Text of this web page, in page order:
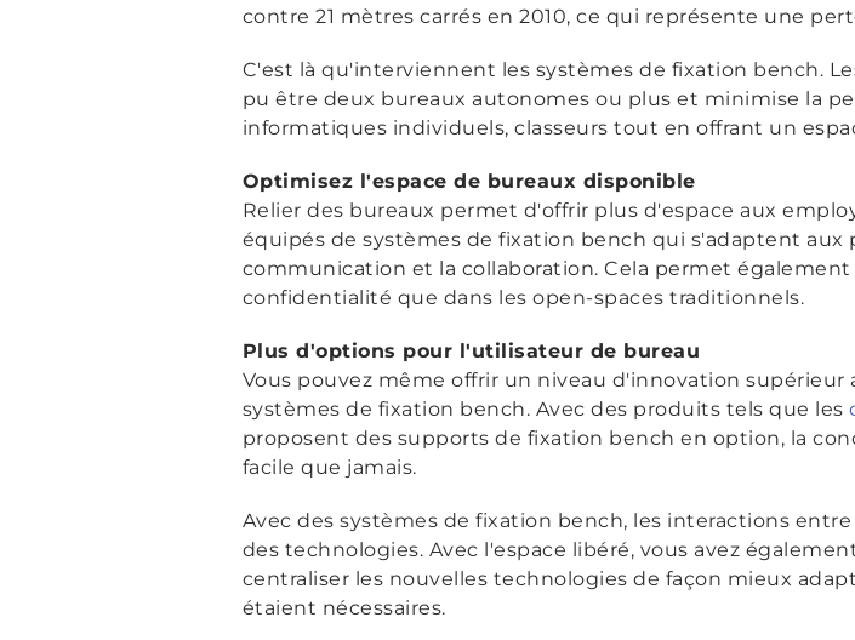
contre 21 mètres carrés en 2010, ce qui représente une
C'est là qu'interviennent les systèmes de fixation bench.
pu être deux bureaux autonomes ou plus et minimise la
informatiques individuels, classeurs tout en offrant un
Optimisez l'espace de bureaux disponible
Relier des bureaux permet d'offrir plus d'espace aux
équipés de systèmes de fixation bench qui s'adaptent
communication et la collaboration. Cela permet
confidentialité que dans les open-spaces traditionnels.
Plus d'options pour l'utilisateur de bureau
Vous pouvez même offrir un niveau d'innovation
systèmes de fixation bench. Avec des produits tels que les
proposent des supports de fixation bench en option, la
facile que jamais.
Avec des systèmes de fixation bench, les interactions
des technologies. Avec l'espace libéré, vous avez
centraliser les nouvelles technologies de façon mieux
étaient nécessaires.